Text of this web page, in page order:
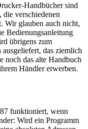
Handbücher sind
verschiedenen
Wir glauben auch nicht,
Bedienungsanleitung
übrigens zum
das ziemlich
noch das alte Handbuch
Händler erwerben.
funktioniert, wenn
Wird ein Programm